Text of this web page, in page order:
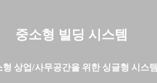
중소형 빌딩 시스템
형 상업/사무공간을 위한 싱글형 시스템